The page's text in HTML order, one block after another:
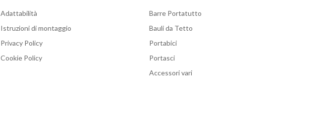
Adattabilità
Istruzioni di montaggio
Privacy Policy
Cookie Policy
Barre Portatutto
Bauli da Tetto
Portabici
Portasci
Accessori vari